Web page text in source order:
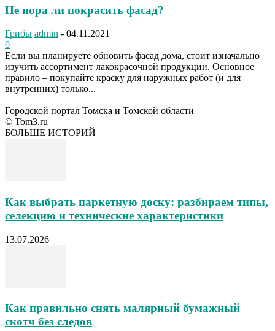
Не пора ли покрасить фасад?
Грибы admin - 04.11.2021
0
Если вы планируете обновить фасад дома, стоит изначально
изучить ассортимент лакокрасочной продукции. Основное
правило – покупайте краску для наружных работ (и для
внутренних) только...
Городской портал Томска и Томской области
© Tom3.ru
БОЛЬШЕ ИСТОРИЙ
Как выбрать паркетную доску: разбираем типы,
селекцию и технические характеристики
13.07.2026
Как правильно снять малярный бумажный
скотч без следов